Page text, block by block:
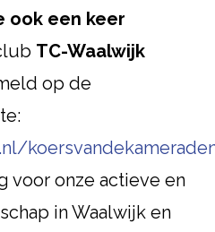
ook een keer
TC-Waalwijk
op de
voor onze actieve en
in Waalwijk en